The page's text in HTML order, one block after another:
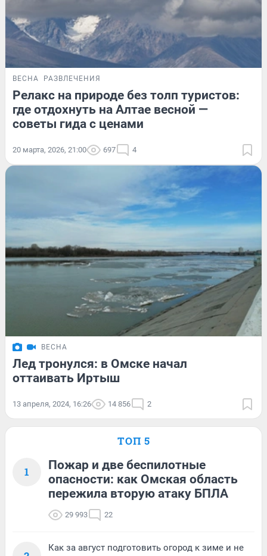
ВЕСНА РАЗВЛЕЧЕНИЯ
Релакс на природе без толп туристов:
где отдохнуть на Алтае весной —
советы гида с ценами
20 марта, 2026, 21:00 697 4
ВЕСНА
Лед тронулся: в Омске начал
оттаивать Иртыш
13 апреля, 2024, 16:26 14 856 2
ТОП 5
1
Пожар и две беспилотные
опасности: как Омская область
пережила вторую атаку БПЛА
29 993 22
Как за август подготовить огород к зиме и не